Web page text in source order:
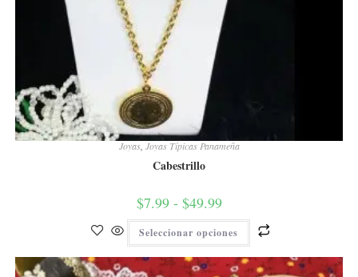
Joyas, Joyas Típicas Panameña
Cabestrillo
$7.99 - $49.99
Seleccionar opciones